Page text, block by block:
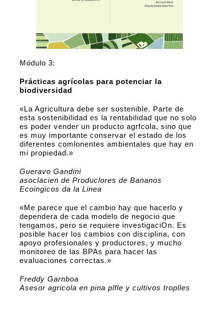
Módulo 3:
Prácticas agrícolas para potenciar la
biodiversidad
«La Agricultura debe ser sostenible. Parte de
esta sostenibilidad es la rentabilidad que no solo
es poder vender un producto agrfcola, sino que
es muy importante conservar el estado de los
diferentes comlonentes ambientales que hay en
mi propiedad.»
Gueravo Gandini
asoclacien de Produclores de Bananos
Ecoingicos da la Linea
«Me parece que el cambio hay que hacerlo y
dependera de cada modelo de negocio que
tengamos, pero se requiere investigaciOn. Es
posible hacer los cambios con disciplina, con
apoyo profesionales y productores, y mucho
monitoreo de las BPAs para hacer las
evaluaciones correctas.»
Freddy Garnboa
Asesor agricola en pina plfle y cultivos troplles